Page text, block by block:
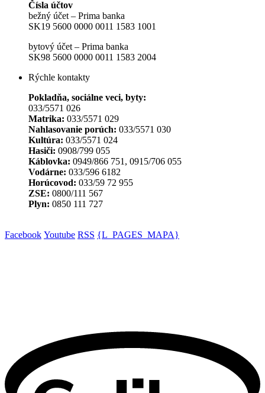
Čísla účtov
bežný účet – Prima banka
SK19 5600 0000 0011 1583 1001
bytový účet – Prima banka
SK98 5600 0000 0011 1583 2004
Rýchle kontakty
Pokladňa, sociálne veci, byty:
033/5571 026
Matrika: 033/5571 029
Nahlasovanie porúch: 033/5571 030
Kultúra: 033/5571 024
Hasiči: 0908/799 055
Káblovka: 0949/866 751, 0915/706 055
Vodárne: 033/596 6182
Horúcovod: 033/59 72 955
ZSE: 0800/111 567
Plyn: 0850 111 727
Facebook Youtube RSS {L_PAGES_MAPA}